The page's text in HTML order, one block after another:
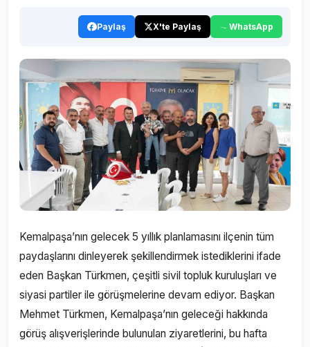
Paylaş X'te Paylaş WhatsApp
Kemalpaşa’nın gelecek 5 yıllık planlamasını ilçenin tüm
paydaşlarını dinleyerek şekillendirmek istediklerini ifade
eden Başkan Türkmen, çeşitli sivil topluk kuruluşları ve
siyasi partiler ile görüşmelerine devam ediyor. Başkan
Mehmet Türkmen, Kemalpaşa’nın geleceği hakkında
görüş alışverişlerinde bulunulan ziyaretlerini, bu hafta